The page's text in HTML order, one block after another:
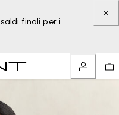
finali per i